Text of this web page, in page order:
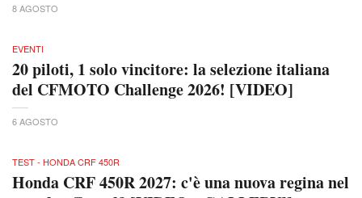
8 AGOSTO
EVENTI
20 piloti, 1 solo vincitore: la selezione italiana
del CFMOTO Challenge 2026! [VIDEO]
6 AGOSTO
TEST - HONDA CRF 450R
Honda CRF 450R 2027: c'è una nuova regina nel